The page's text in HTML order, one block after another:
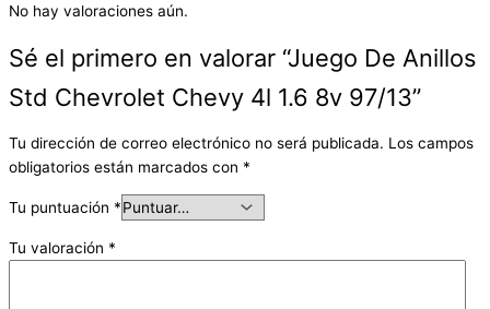
No hay valoraciones aún.
Sé el primero en valorar “Juego De Anillos
Std Chevrolet Chevy 4l 1.6 8v 97/13”
Tu dirección de correo electrónico no será publicada. Los campos
obligatorios están marcados con *
Tu puntuación *
Tu valoración *